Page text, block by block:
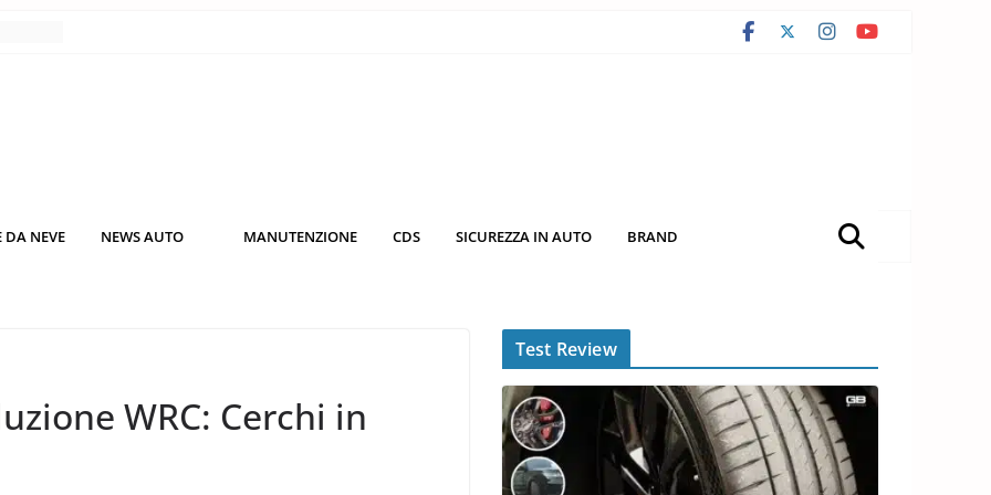
DA NEVE NEWS AUTO MANUTENZIONE CDS SICUREZZA IN AUTO BRAND
WRC: Cerchi in
Test Review